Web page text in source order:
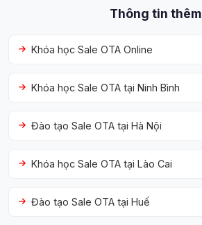
Thông tin thêm
Khóa học Sale OTA Online
Khóa học Sale OTA tại Ninh Bình
Đào tạo Sale OTA tại Hà Nội
Khóa học Sale OTA tại Lào Cai
Đào tạo Sale OTA tại Huế